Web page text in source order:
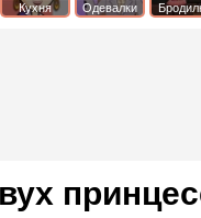
Кухня
Одевалки